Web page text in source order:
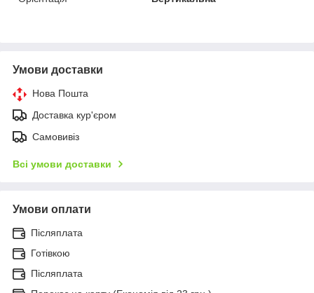
Умови доставки
Нова Пошта
Доставка кур'єром
Самовивіз
Всі умови доставки
Умови оплати
Післяплата
Готівкою
Післяплата